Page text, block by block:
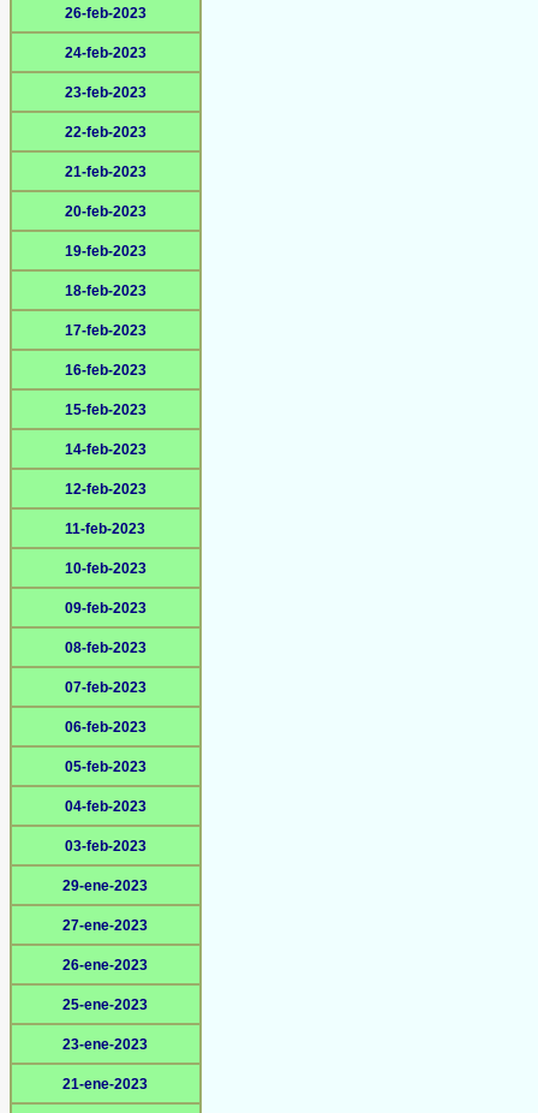
26-feb-2023
24-feb-2023
23-feb-2023
22-feb-2023
21-feb-2023
20-feb-2023
19-feb-2023
18-feb-2023
17-feb-2023
16-feb-2023
15-feb-2023
14-feb-2023
12-feb-2023
11-feb-2023
10-feb-2023
09-feb-2023
08-feb-2023
07-feb-2023
06-feb-2023
05-feb-2023
04-feb-2023
03-feb-2023
29-ene-2023
27-ene-2023
26-ene-2023
25-ene-2023
23-ene-2023
21-ene-2023